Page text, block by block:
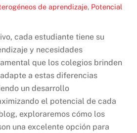
de aprendizaje, Potencial
cada estudiante tiene su
y necesidades
que los colegios brinden
a estas diferencias
un desarrollo
el potencial de cada
exploraremos cómo los
una excelente opción para